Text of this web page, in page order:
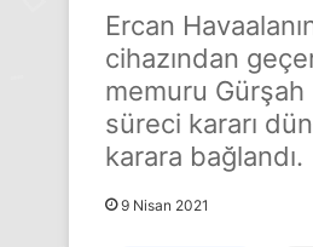
Ercan
cihazından
memuru Gürşah
süreci kararı
karara bağlandı.
9 Nisan 2021